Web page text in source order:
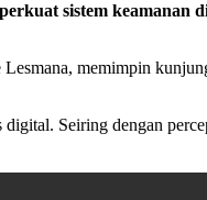
sistem keamanan
memimpin
Seiring dengan